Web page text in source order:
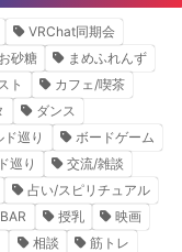
VRChat同期会
お砂糖
まめふれんず
ト
カフェ/喫茶
ダンス
巡り
ボードゲーム
巡り
交流/雑談
占い/スピリチュアル
授乳
映画
相談
筋トレ